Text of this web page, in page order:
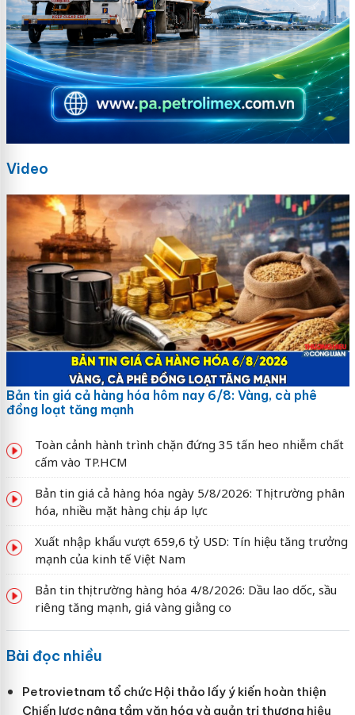
Video
Bản tin giá cả hàng hóa hôm nay 6/8: Vàng, cà phê
đồng loạt tăng mạnh
Toàn cảnh hành trình chặn đứng 35 tấn heo nhiễm chất
cấm vào TP.HCM
Bản tin giá cả hàng hóa ngày 5/8/2026: Thị trường phân
hóa, nhiều mặt hàng chịu áp lực
Xuất nhập khẩu vượt 659,6 tỷ USD: Tín hiệu tăng trưởng
mạnh của kinh tế Việt Nam
Bản tin thị trường hàng hóa 4/8/2026: Dầu lao dốc, sầu
riêng tăng mạnh, giá vàng giằng co
Bài đọc nhiều
Petrovietnam tổ chức Hội thảo lấy ý kiến hoàn thiện
Chiến lược nâng tầm văn hóa và quản trị thương hiệu